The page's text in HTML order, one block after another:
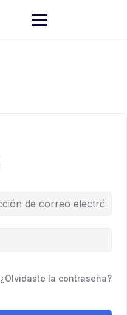
¿Olvidaste la contraseña?